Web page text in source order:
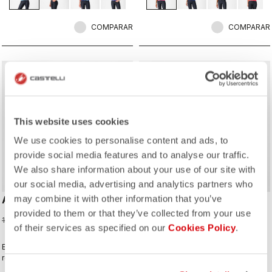
This website uses cookies
We use cookies to personalise content and ads, to
provide social media features and to analyse our traffic.
We also share information about your use of our site with
our social media, advertising and analytics partners who
may combine it with other information that you’ve
provided to them or that they’ve collected from your use
of their services as specified on our Cookies Policy.
COMPARAR COMPARAR
sellSummer Sale 40% Off
ANIMA FLOW SLEEVELESS
100,00 € 60,00 €
El Anima Flow Jersey combina
rendimiento, comodidad y un estilo
COMFORT TRAVEL MESH
TOP
60,00 €